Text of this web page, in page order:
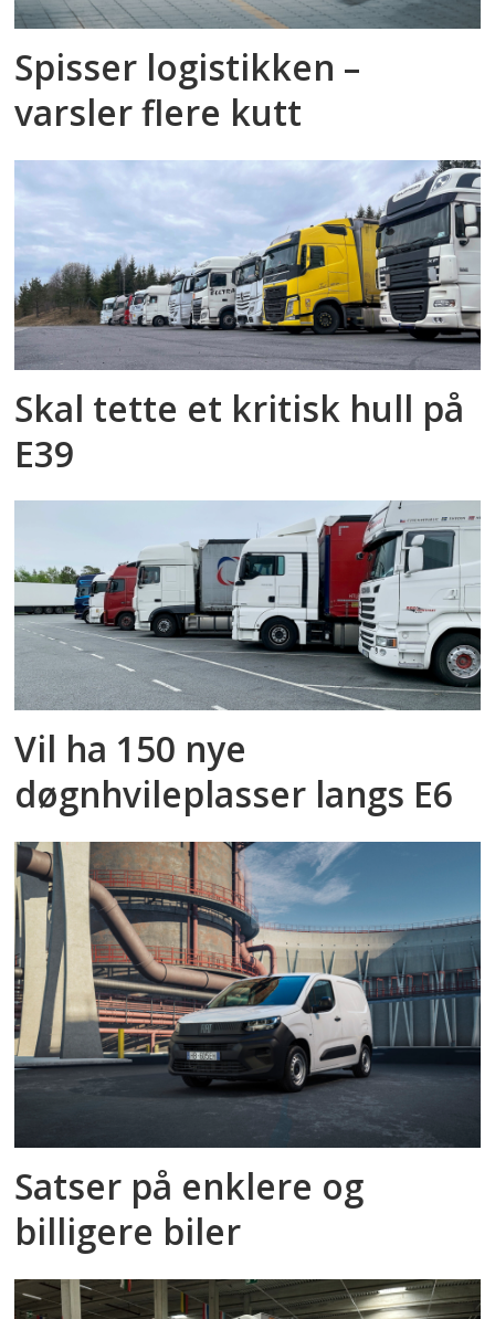
Spisser logistikken –
varsler flere kutt
Skal tette et kritisk hull på
E39
Vil ha 150 nye
døgnhvileplasser langs E6
Satser på enklere og
billigere biler